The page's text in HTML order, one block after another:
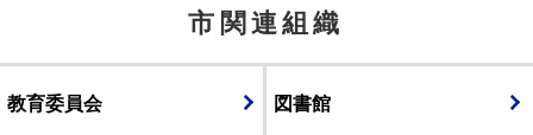
市関連組織
教育委員会 図書館